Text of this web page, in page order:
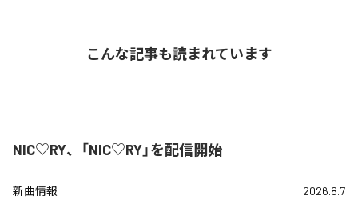
こんな記事も読まれています
NIC♡RY、「NIC♡RY」を配信開始
新曲情報 2026.8.7